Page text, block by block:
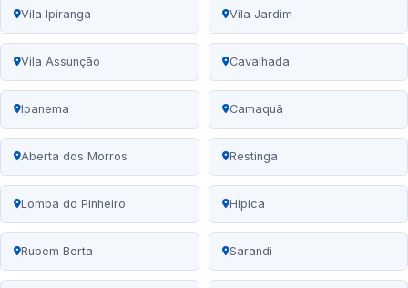
Vila Ipiranga Vila Jardim
Vila Assunção Cavalhada
Ipanema Camaquã
Aberta dos Morros Restinga
Lomba do Pinheiro Hípica
Rubem Berta Sarandi